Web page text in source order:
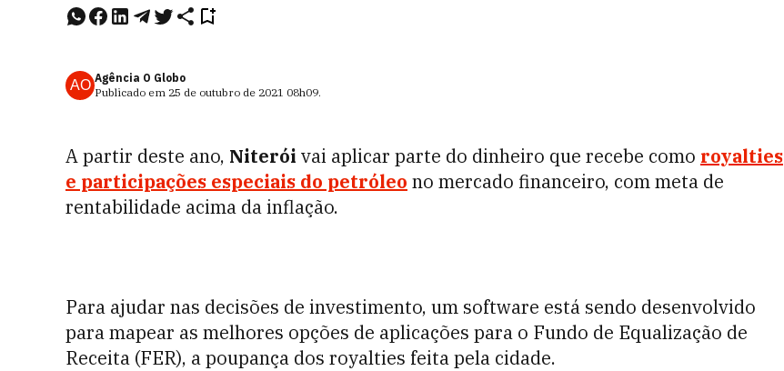
AO Agência O Globo
Publicado em 25 de outubro de 2021 08h09.
A partir deste ano, Niterói vai aplicar parte do dinheiro que recebe como royalties
e participações especiais do petróleo no mercado financeiro, com meta de
rentabilidade acima da inflação.
Para ajudar nas decisões de investimento, um software está sendo desenvolvido
para mapear as melhores opções de aplicações para o Fundo de Equalização de
Receita (FER), a poupança dos royalties feita pela cidade.